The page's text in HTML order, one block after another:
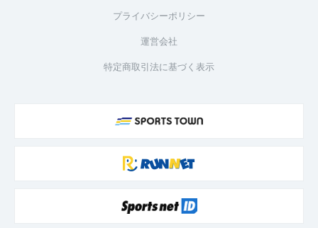
プライバシーポリシー
運営会社
特定商取引法に基づく表示